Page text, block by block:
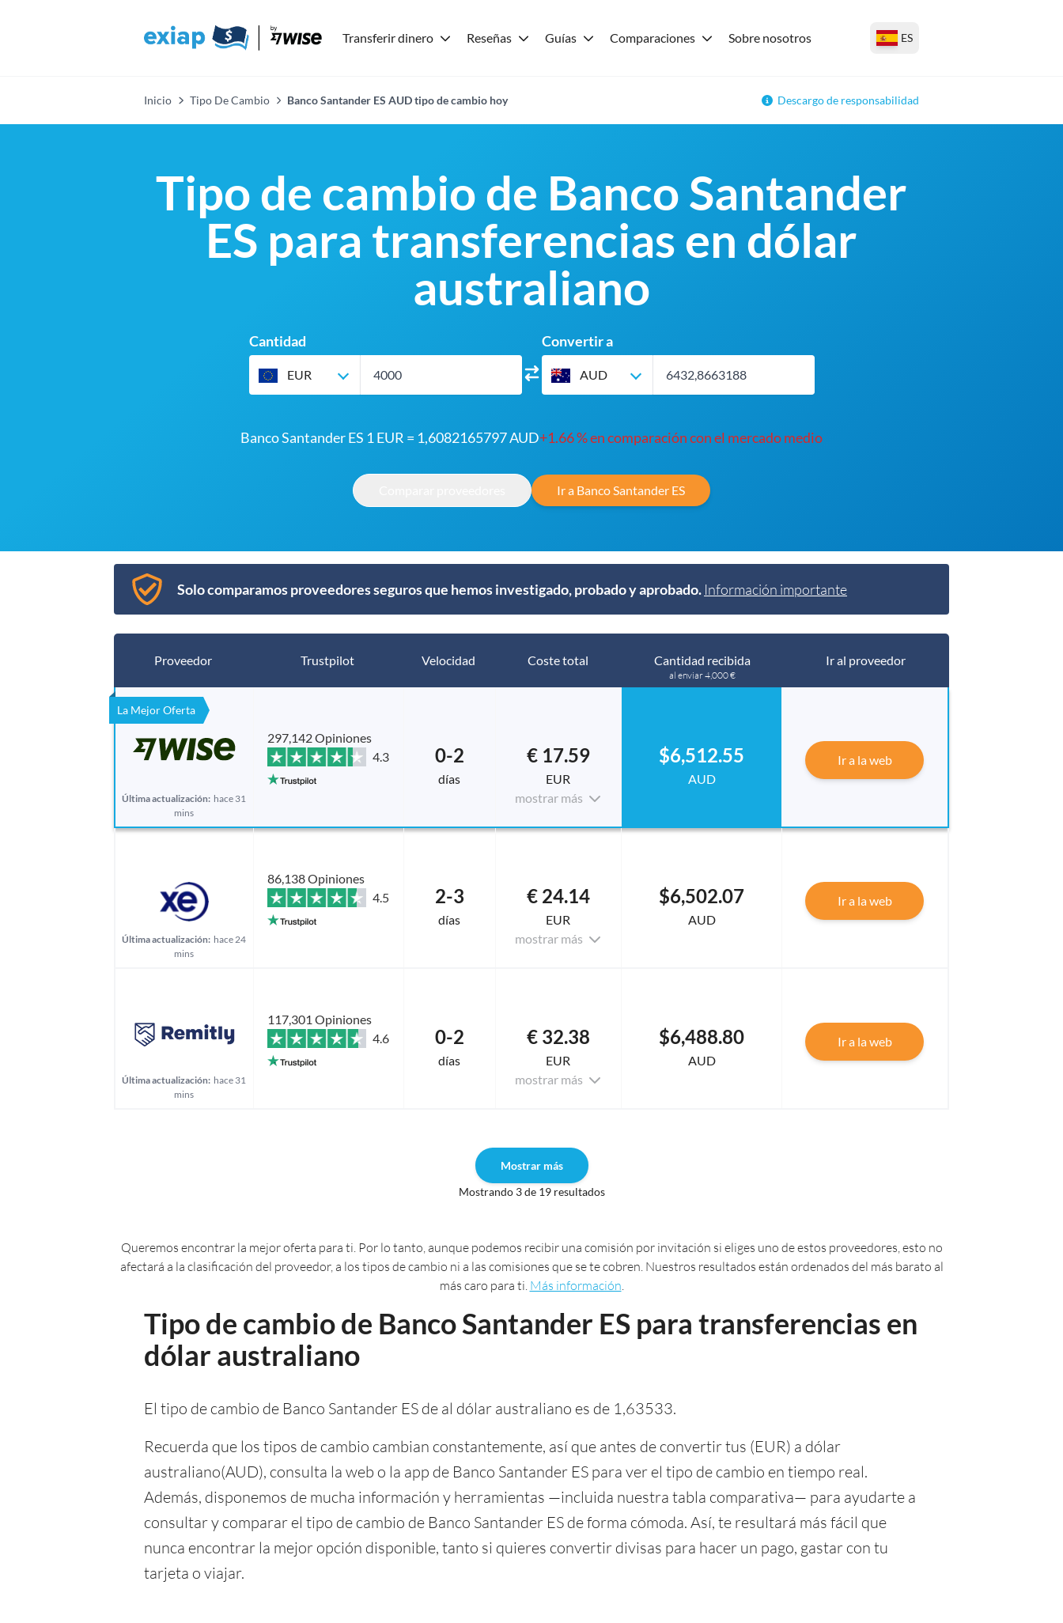
Transferir dinero Reseñas Guías Comparaciones Sobre nosotros ES
Inicio Tipo De Cambio Banco Santander ES AUD tipo de cambio hoy Descargo de responsabilidad
Tipo de cambio de Banco Santander
ES para transferencias en dólar
australiano
Cantidad
EUR
Convertir a
AUD
Banco Santander ES 1 EUR = 1,6082165797 AUD+1.66 % en comparación con el mercado medio
Ir a Banco Santander ES
Solo comparamos proveedores seguros que hemos investigado, probado y aprobado. Información importante
Proveedor Trustpilot Velocidad Coste total Cantidad recibida
al enviar 4,000 €
Ir al proveedor
La Mejor Oferta
Última actualización: hace 31
mins
297,142 Opiniones
4.3
0-2
días
€ 17.59
EUR
mostrar más
$6,512.55
AUD
Ir a la web
Última actualización: hace 24
mins
86,138 Opiniones
4.5
2-3
días
€ 24.14
EUR
mostrar más
$6,502.07
AUD
Ir a la web
Última actualización: hace 31
mins
117,301 Opiniones
4.6
0-2
días
€ 32.38
EUR
mostrar más
$6,488.80
AUD
Ir a la web
Mostrar más
Mostrando 3 de 19 resultados
Queremos encontrar la mejor oferta para ti. Por lo tanto, aunque podemos recibir una comisión por invitación si eliges uno de estos proveedores, esto no
afectará a la clasificación del proveedor, a los tipos de cambio ni a las comisiones que se te cobren. Nuestros resultados están ordenados del más barato al
más caro para ti. Más información.
Tipo de cambio de Banco Santander ES para transferencias en
dólar australiano
El tipo de cambio de Banco Santander ES de al dólar australiano es de 1,63533.
Recuerda que los tipos de cambio cambian constantemente, así que antes de convertir tus (EUR) a dólar
australiano(AUD), consulta la web o la app de Banco Santander ES para ver el tipo de cambio en tiempo real.
Además, disponemos de mucha información y herramientas —incluida nuestra tabla comparativa— para ayudarte a
consultar y comparar el tipo de cambio de Banco Santander ES de forma cómoda. Así, te resultará más fácil que
nunca encontrar la mejor opción disponible, tanto si quieres convertir divisas para hacer un pago, gastar con tu
tarjeta o viajar.